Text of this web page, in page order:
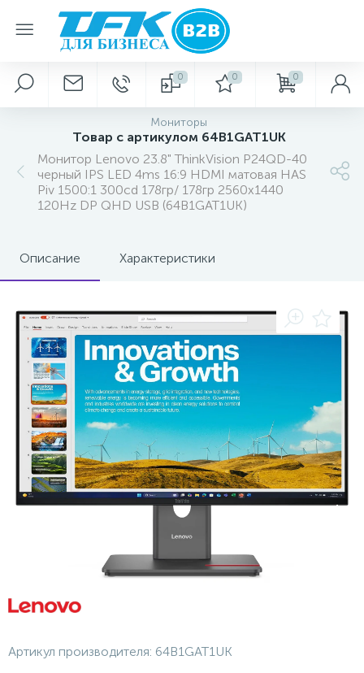
0 0 0
Мониторы
Товар с артикулом 64B1GAT1UK
Монитор Lenovo 23.8" ThinkVision P24QD-40
черный IPS LED 4ms 16:9 HDMI матовая HAS
Piv 1500:1 300cd 178гр/ 178гр 2560x1440
120Hz DP QHD USB (64B1GAT1UK)
Описание Характеристики
Артикул производителя: 64B1GAT1UK